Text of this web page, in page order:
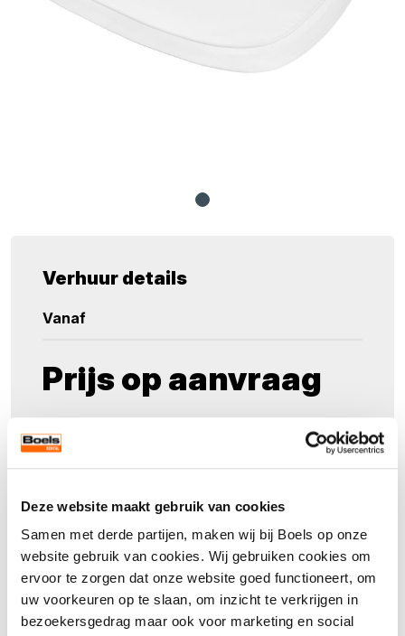
Deze website maakt gebruik van cookies
Samen met derde partijen, maken wij bij Boels op onze
website gebruik van cookies. Wij gebruiken cookies om
ervoor te zorgen dat onze website goed functioneert, om
uw voorkeuren op te slaan, om inzicht te verkrijgen in
bezoekersgedrag maar ook voor marketing en social
Verhuur details
Vanaf
Prijs op aanvraag
Maak een keuze
Direct aanvragen